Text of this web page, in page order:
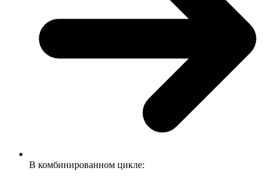
В комбинированном цикле: